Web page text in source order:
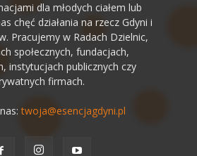
dla młodych ciałem lub
chęć działania na rzecz Gdyni i
Pracujemy w Radach Dzielnic,
społecznych, fundacjach,
instytucjach publicznych czy
firmach.
twoja@esencjagdyni.pl